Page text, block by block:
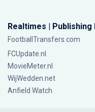
Realtimes |
FootballTransfers.com
FCUpdate.nl
MovieMeter.nl
WijWedden.net
Anfield Watch